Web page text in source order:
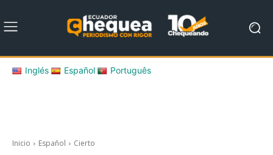
Inglés Español Português
Inicio Español Cierto